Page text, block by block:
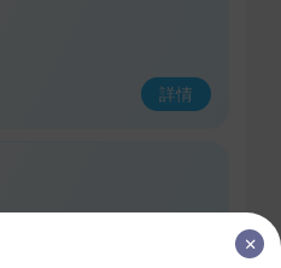
詳情